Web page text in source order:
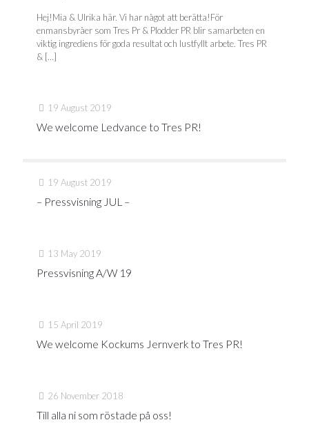
Hej!Mia & Ulrika här. Vi har något att berätta!För
enmansbyråer som Tres Pr & Plodder PR blir samarbeten en
viktig ingrediens för goda resultat och lustfyllt arbete. Tres PR
& […]
19 August 2019
We welcome Ledvance to Tres PR!
19 August 2019
– Pressvisning JUL –
13 May 2019
Pressvisning A/W 19
15 April 2019
We welcome Kockums Jernverk to Tres PR!
26 November 2018
Till alla ni som röstade på oss!